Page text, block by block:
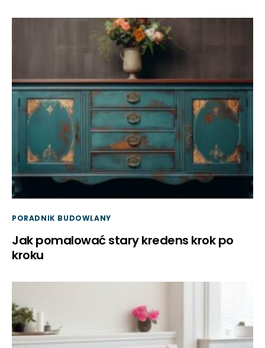
PORADNIK BUDOWLANY
Jak pomalować stary kredens krok po
kroku